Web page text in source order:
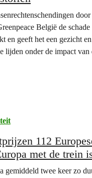
door
België de
en geeft het een gezicht
lijden onder de impact
112
met de trein
het vliegthuig
gemiddeld twee keer zo